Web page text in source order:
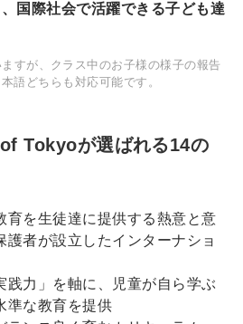
国際社会で活躍できる子ども達
すが、クラス中のお子様の様子の報告
語どちらも対応可能です。
Tokyoが選ばれる14の
育を生徒達に提供する熱意と意
護者が設立したインターナショ
践力」を軸に、児童が自ら学ぶ
準な教育を提供